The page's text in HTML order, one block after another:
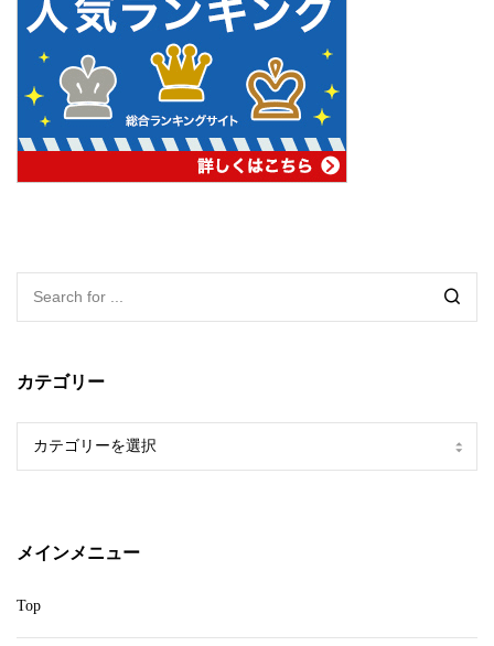
カテゴリー
メインメニュー
Top